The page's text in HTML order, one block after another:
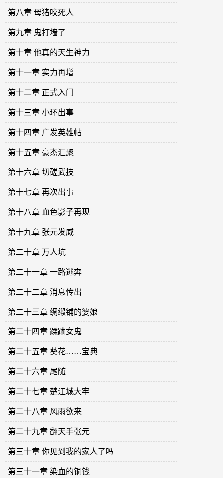
第八章 母猪咬死人
第九章 鬼打墙了
第十章 他真的天生神力
第十一章 实力再增
第十二章 正式入门
第十三章 小环出事
第十四章 广发英雄帖
第十五章 豪杰汇聚
第十六章 切磋武技
第十七章 再次出事
第十八章 血色影子再现
第十九章 张元发威
第二十章 万人坑
第二十一章 一路逃奔
第二十二章 消息传出
第二十三章 绸缎铺的婆娘
第二十四章 蹂躏女鬼
第二十五章 葵花……宝典
第二十六章 尾随
第二十七章 楚江城大牢
第二十八章 风雨欲来
第二十九章 翻天手张元
第三十章 你见到我的家人了吗
第三十一章 染血的铜钱